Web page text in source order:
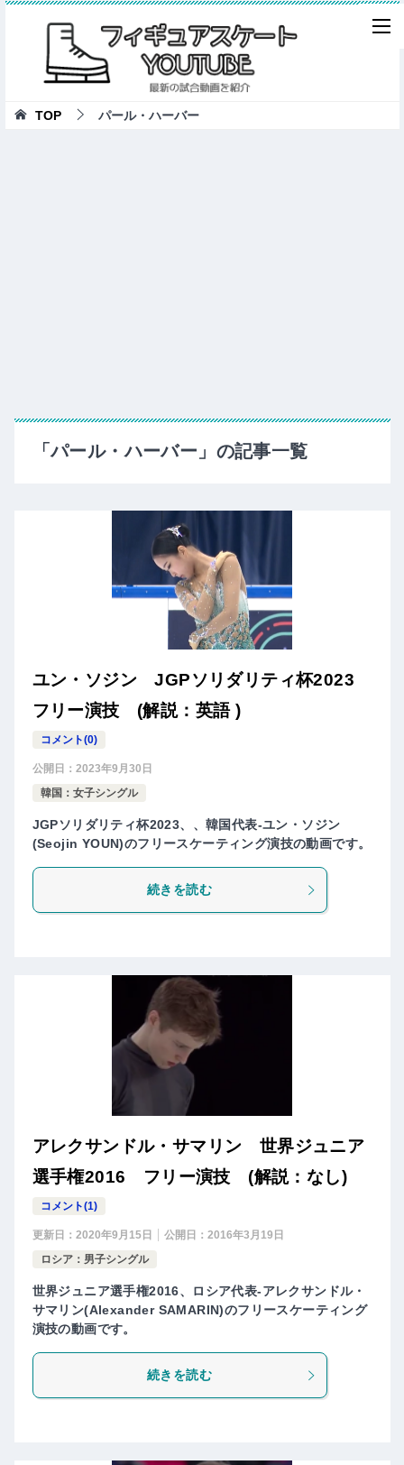
TOP パール・ハーバー
「パール・ハーバー」の記事一覧
ユン・ソジン JGPソリダリティ杯2023
フリー演技 (解説：英語 )
コメント(0)
公開日： 2023年9月30日
韓国：女子シングル
JGPソリダリティ杯2023、、韓国代表-ユン・ソジン
(Seojin YOUN)のフリースケーティング演技の動画です。
続きを読む
アレクサンドル・サマリン 世界ジュニア
選手権2016 フリー演技 (解説：なし)
コメント(1)
更新日： 2020年9月15日 公開日： 2016年3月19日
ロシア：男子シングル
世界ジュニア選手権2016、ロシア代表-アレクサンドル・
サマリン(Alexander SAMARIN)のフリースケーティング
演技の動画です。
続きを読む